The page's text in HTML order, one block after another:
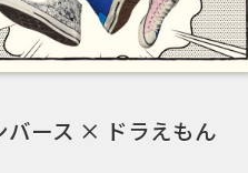
バース × ドラえもん